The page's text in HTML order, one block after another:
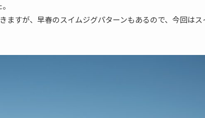
ますが、早春のスイムジグパターンもあるので、今回はス